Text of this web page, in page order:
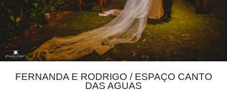
FERNANDA E RODRIGO / ESPAÇO CANTO
DAS AGUAS